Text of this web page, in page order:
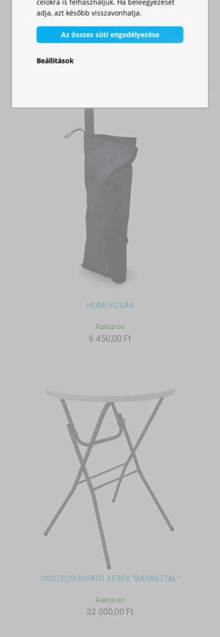
OLDALFAL 2M - AJTÓVAL
HOMOKZSÁK
Raktáron
6 450,00 Ft
ÖSSZECSUKHATÓ KEREK "BÁRASZTAL"
Raktáron
32 000,00 Ft
célokra is felhasználjuk. Ha beleegyezését
adja, azt később visszavonhatja.
Az összes süti engedélyezése
Beállítások